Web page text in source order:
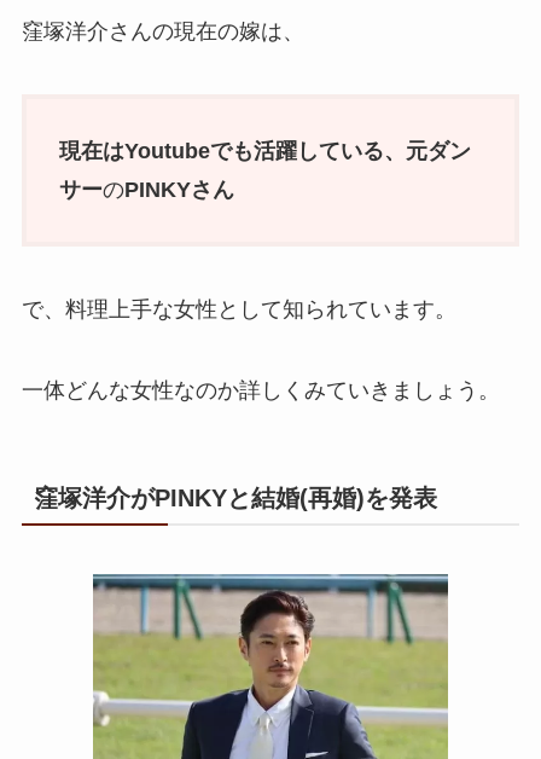
窪塚洋介さんの現在の嫁は、
現在はYoutubeでも活躍している、 元ダン
サーのPINKYさん
で、料理上手な女性として知られています。
一体どんな女性なのか詳しくみていきましょう。
窪塚洋介がPINKYと結婚(再婚)を発表